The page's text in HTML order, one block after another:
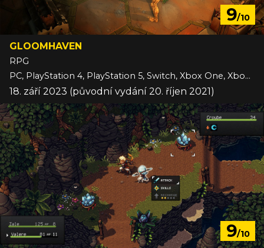
9/10
GLOOMHAVEN
RPG
PC, PlayStation 4, PlayStation 5, Switch, Xbox One, Xbox Series
18. září 2023 (původní vydání 20. říjen 2021)
9/10